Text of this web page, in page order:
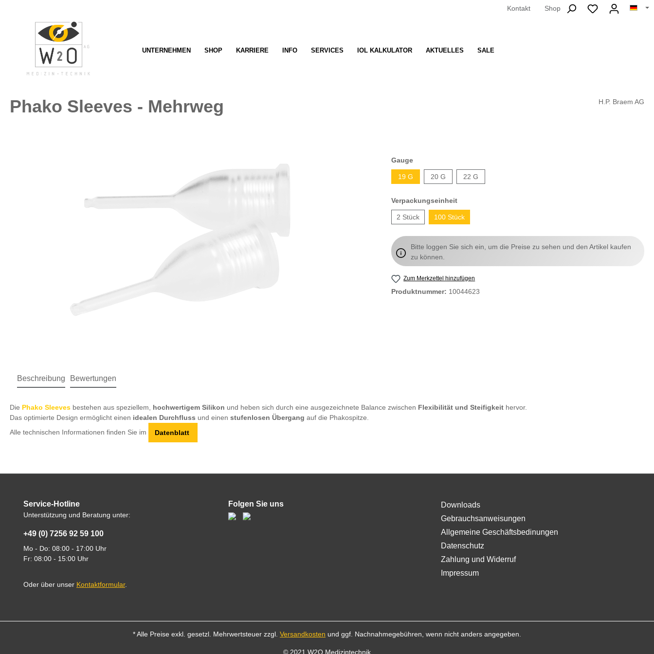
Kontakt Shop
UNTERNEHMEN SHOP KARRIERE INFO SERVICES IOL KALKULATOR AKTUELLES SALE
Phako Sleeves - Mehrweg H.P. Braem AG
Gauge
19 G 20 G 22 G
Verpackungseinheit
2 Stück 100 Stück
Bitte loggen Sie sich ein, um die Preise zu sehen und den Artikel kaufen
zu können.
Zum Merkzettel hinzufügen
Produktnummer: 10044623
Beschreibung Bewertungen
Die Phako Sleeves bestehen aus speziellem, hochwertigem Silikon und heben sich durch eine ausgezeichnete Balance zwischen Flexibilität und Steifigkeit hervor.
Das optimierte Design ermöglicht einen idealen Durchfluss und einen stufenlosen Übergang auf die Phakospitze.
Alle technischen Informationen finden Sie im
Datenblatt
Service-Hotline
Unterstützung und Beratung unter:
+49 (0) 7256 92 59 100
Mo - Do: 08:00 - 17:00 Uhr
Fr: 08:00 - 15:00 Uhr
Oder über unser Kontaktformular.
Folgen Sie uns
Downloads
Gebrauchsanweisungen
Allgemeine Geschäftsbedinungen
Datenschutz
Zahlung und Widerruf
Impressum
* Alle Preise exkl. gesetzl. Mehrwertsteuer zzgl. Versandkosten und ggf. Nachnahmegebühren, wenn nicht anders angegeben.
© 2021 W2O Medizintechnik